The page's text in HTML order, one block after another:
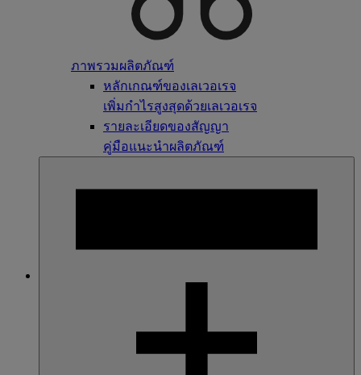
ภาพรวมผลิตภัณฑ์
หลักเกณฑ์ของเลเวอเรจ
เพิ่มกำไรสูงสุดด้วยเลเวอเรจ
รายละเอียดของสัญญา
คู่มือแนะนำผลิตภัณฑ์